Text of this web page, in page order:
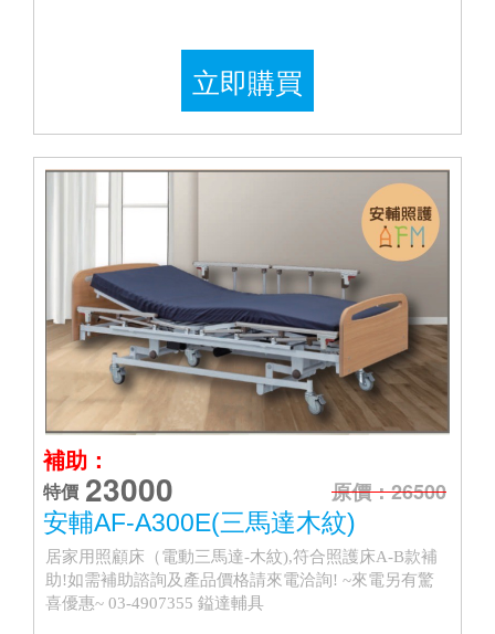
立即購買
補助：
特價 23000
原價：26500
安輔AF-A300E(三馬達木紋)
居家用照顧床（電動三馬達-木紋),符合照護床A-B款補
助!如需補助諮詢及產品價格請來電洽詢! ~來電另有驚
喜優惠~ 03-4907355 鎰達輔具